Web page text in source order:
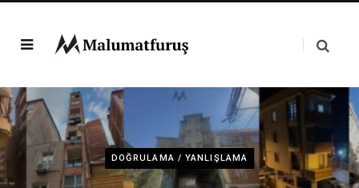
DOĞRULAMA / YANLIŞLAMA